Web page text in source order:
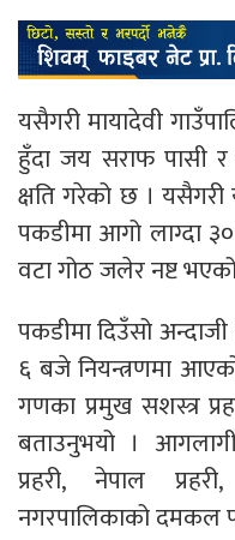
यसैगरी मायादेवी
हुँदा जय सराफ पासी
क्षति गरेको छ ।
पकडीमा आगो लाग्दा
वटा गोठ जलेर नष्ट
पकडीमा दिउँसो
६ बजे नियन्त्रणमा
गणका प्रमुख सशस्त्र
बताउनुभयो ।
प्रहरी, नेपाल
नगरपालिकाको दमकल